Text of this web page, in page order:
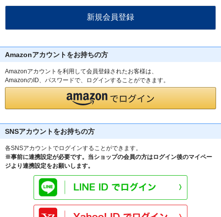
Amazonアカウントをお持ちの方
Amazonアカウントを利用して会員登録されたお客様は、
AmazonのID、パスワードで、ログインすることができます。
SNSアカウントをお持ちの方
各SNSアカウントでログインすることができます。
※事前に連携設定が必要です。当ショップの会員の方はログイン後のマイペー
ジより連携設定をお願いします。